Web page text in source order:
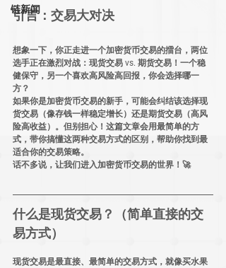
链新闻
引言：交易大对决
想象一下，你正走进一个加密货币交易的擂台 ，两位
选手正在激烈对战： 现货交易 vs. 期货交易 ！一个稳
健保守 ，另一个喜欢高风险高回报 ，你会选择哪一
方？
如果你是加密货币交易的新手，可能会纠结该选择现
货交易 （像存钱一样稳定增长）还是期货交易 （高风
险高收益）。但别担心！这篇文章会用最简单的方
式 ，带你搞懂这两种交易方式的区别，帮助你找到最
适合你的交易策略。
话不多说，让我们进入加密货币交易的世界 ！🚀
什么是现货交易？（简单直接的交
易方式）
现货交易是最直接、最简单的交易方式，就像买水果